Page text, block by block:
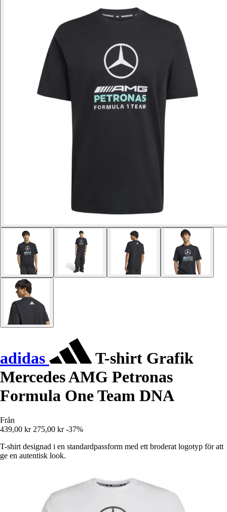
adidas
T-shirt Grafik
Mercedes AMG Petronas
Formula One Team DNA
Från
439,00 kr 275,00 kr -37%
T-shirt designad i en standardpassform med ett broderat logotyp för att
ge en autentisk look.